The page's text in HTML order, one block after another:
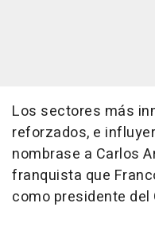
Los sectores más
reforzados, e
nombrase a Carlos
franquista que
como presidente del